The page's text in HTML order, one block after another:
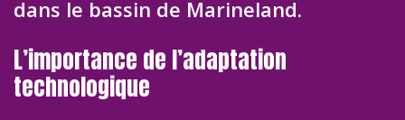
dans le bassin de Marineland.
L’importance de l’adaptation
technologique